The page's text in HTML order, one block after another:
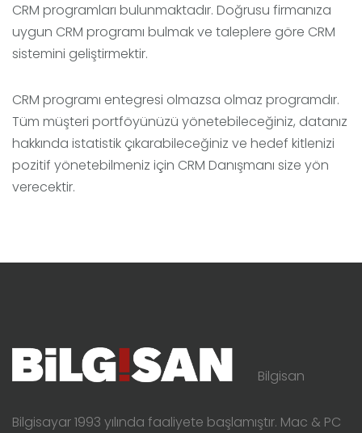
CRM programları bulunmaktadır. Doğrusu firmanıza
uygun CRM programı bulmak ve taleplere göre CRM
sistemini geliştirmektir.
CRM programı entegresi olmazsa olmaz programdır.
Tüm müşteri portföyünüzü yönetebileceğiniz, datanız
hakkında istatistik çıkarabileceğiniz ve hedef kitlenizi
pozitif yönetebilmeniz için CRM Danışmanı size yön
verecektir.
Bilgisan
Bilgisayar 1993 yılında faaliyete başlamıştır. Mac & PC